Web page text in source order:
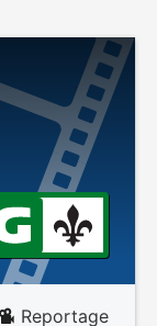
Reportage